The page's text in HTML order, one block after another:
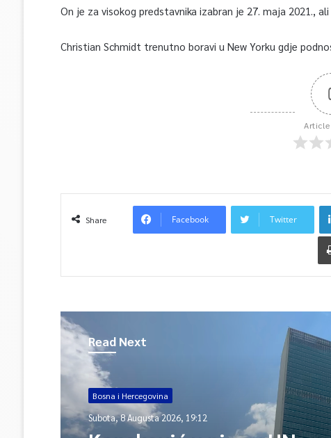
On je za visokog predstavnika izabran je 27. maja 2021.,
Christian Schmidt trenutno boravi u New Yorku gdje
Share Facebook Twitter
Read Next
Bosna i Hercegovina
Subota, 8 Augusta 2026, 19:12